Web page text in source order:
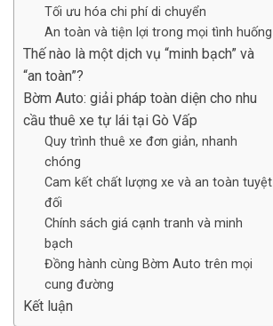
Tối ưu hóa chi phí di chuyển
An toàn và tiện lợi trong mọi tình huống
Thế nào là một dịch vụ “minh bạch” và
“an toàn”?
Bờm Auto: giải pháp toàn diện cho nhu
cầu thuê xe tự lái tại Gò Vấp
Quy trình thuê xe đơn giản, nhanh
chóng
Cam kết chất lượng xe và an toàn tuyệt
đối
Chính sách giá cạnh tranh và minh
bạch
Đồng hành cùng Bờm Auto trên mọi
cung đường
Kết luận